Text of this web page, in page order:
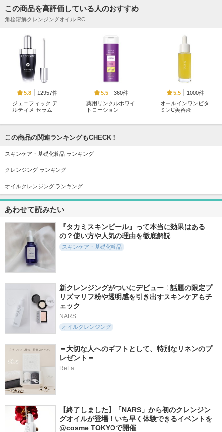
この商品を高評価している人のおすすめ
角栓溶解クレンジングオイル RC
5.8
12957件
ジェニフィック ア
ルティメ セラム
5.5
360件
薬用リンクルホワイ
トローション
5.5
1000件
オールインワンビタ
ミンC美容液
5.6
17350件
スキンクリア クレ
ンズ オイル アロマ
タイプ リフレシン
グシトラスの香り
アテニア
タカミスキンピール
ローメルト クレン
ジングバーム クロ
原液美容100マスク
pro Vリフト
ONE STONE TWO BI
RDS
5.6
4299件
アトバリア365 クリ
5.5
1587件
メガショット 夜用
5.5
1690件
ツヤピールマスク C
C
サボリーノ
アテニア ヘパトリート
この商品の関連ランキングもCHECK！
スキンケア・基礎化粧品 ランキング
クレンジング ランキング
オイルクレンジング ランキング
あわせて読みたい
『タカミスキンピール』って本当に効果はある
の？使い方や人気の理由を徹底解説
スキンケア・基礎化粧品
新クレンジングがついにデビュー！話題の限定プ
リズマリフ粉や透明感を引き出すスキンケアもチ
ェック
NARS
オイルクレンジング
＝大切な人へのギフトとして、特別なリネンのプ
レゼント＝
ReFa
【終了しました】「NARS」から初のクレンジン
グオイルが登場！いち早く体験できるイベントを
@cosme TOKYOで開催